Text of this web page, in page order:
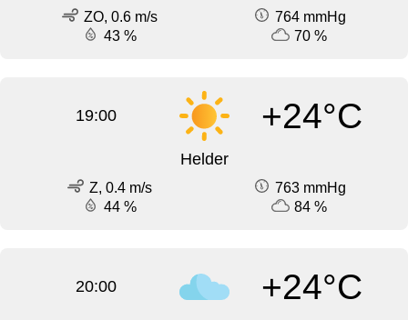
ZO, 0.6 m/s
764 mmHg
43 %
70 %
19:00 +24°C
Helder
Z, 0.4 m/s
763 mmHg
44 %
84 %
20:00 +24°C